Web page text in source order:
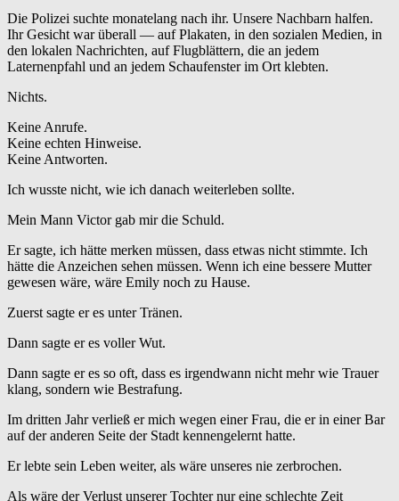
Die Polizei suchte monatelang nach ihr. Unsere Nachbarn halfen.
Ihr Gesicht war überall — auf Plakaten, in den sozialen Medien, in
den lokalen Nachrichten, auf Flugblättern, die an jedem
Laternenpfahl und an jedem Schaufenster im Ort klebten.
Nichts.
Keine Anrufe.
Keine echten Hinweise.
Keine Antworten.
Ich wusste nicht, wie ich danach weiterleben sollte.
Mein Mann Victor gab mir die Schuld.
Er sagte, ich hätte merken müssen, dass etwas nicht stimmte. Ich
hätte die Anzeichen sehen müssen. Wenn ich eine bessere Mutter
gewesen wäre, wäre Emily noch zu Hause.
Zuerst sagte er es unter Tränen.
Dann sagte er es voller Wut.
Dann sagte er es so oft, dass es irgendwann nicht mehr wie Trauer
klang, sondern wie Bestrafung.
Im dritten Jahr verließ er mich wegen einer Frau, die er in einer Bar
auf der anderen Seite der Stadt kennengelernt hatte.
Er lebte sein Leben weiter, als wäre unseres nie zerbrochen.
Als wäre der Verlust unserer Tochter nur eine schlechte Zeit